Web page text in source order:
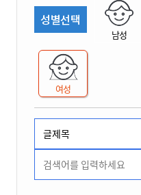
성별선택
남성
여성